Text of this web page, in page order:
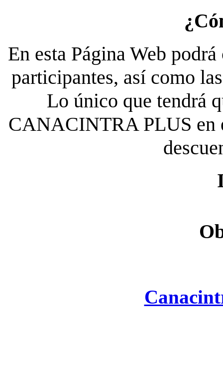
En esta Página Web
participantes, así como
Lo único que tendrá
CANACINTRA PLUS en